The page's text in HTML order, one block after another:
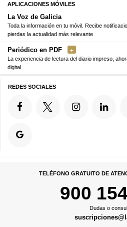
APLICACIONES MÓVILES
La Voz de Galicia
Toda la información en tu móvil. Recibe
pierdas la actualidad más relevante
Periódico en PDF
La experiencia de lectura del diario impreso,
digital
REDES SOCIALES
TELÉFONO GRATUITO DE
900
Dudas o